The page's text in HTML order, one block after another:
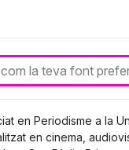
la teva font
en Periodisme a la
en cinema,